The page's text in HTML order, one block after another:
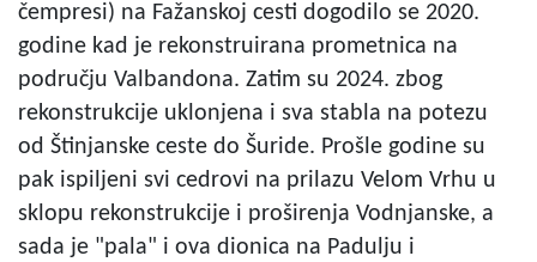
čempresi) na Fažanskoj cesti dogodilo se 2020.
godine kad je rekonstruirana prometnica na
području Valbandona. Zatim su 2024. zbog
rekonstrukcije uklonjena i sva stabla na potezu
od Štinjanske ceste do Šuride. Prošle godine su
pak ispiljeni svi cedrovi na prilazu Velom Vrhu u
sklopu rekonstrukcije i proširenja Vodnjanske, a
sada je "pala" i ova dionica na Padulju i